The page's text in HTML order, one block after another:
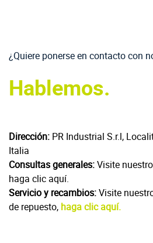
¿Quiere ponerse en contacto con
Hablemos.
Dirección: PR Industrial S.r.l,
Italia
Consultas generales:Visite
haga clic aquí.
Servicio y recambios:Visite
de repuesto, haga clic aquí.